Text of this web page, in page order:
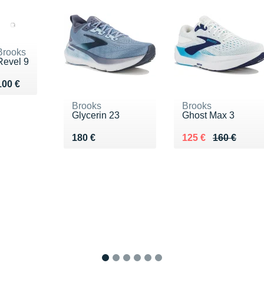
9
€ 100 €
Brooks
Glycerin 23
180 €
Vendu 180 €
Brooks
Ghost Max 3
160 €
Au lieu de 160 €
125 €
Vendu 125 €